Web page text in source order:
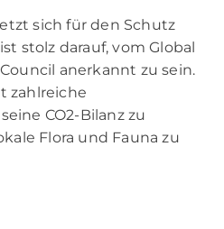
sich für den Schutz
stolz darauf, vom Global
anerkannt zu sein.
zahlreiche
CO2-Bilanz zu
Flora und Fauna zu